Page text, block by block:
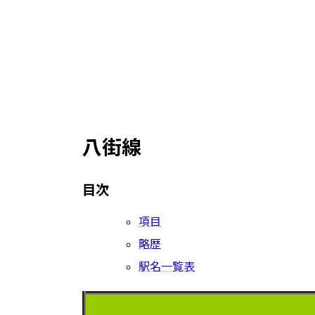
八街線
目次
項目
略歴
駅名一覧表